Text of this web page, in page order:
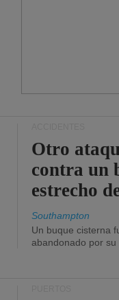
Otro
contra un
estrecho
Southampton
Un buque cisterna
abandonado por su